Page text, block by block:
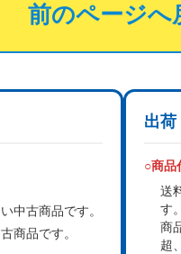
前のページへ
中古商品です。
商品です。
出荷
○商品
送
す
商
超